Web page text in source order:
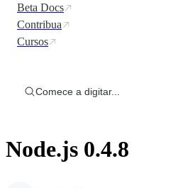
Beta Docs
Contribua
Cursos
Comece a digitar...
Node.js 0.4.8